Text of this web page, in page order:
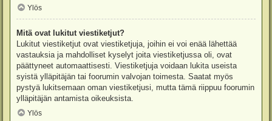
Ylös
Mitä ovat lukitut viestiketjut?
Lukitut viestiketjut ovat viestiketjuja, joihin ei voi enää lähettää
vastauksia ja mahdolliset kyselyt joita viestiketjussa oli, ovat
päättyneet automaattisesti. Viestiketjuja voidaan lukita useista
syistä ylläpitäjän tai foorumin valvojan toimesta. Saatat myös
pystyä lukitsemaan oman viestiketjusi, mutta tämä riippuu foorumin
ylläpitäjän antamista oikeuksista.
Ylös